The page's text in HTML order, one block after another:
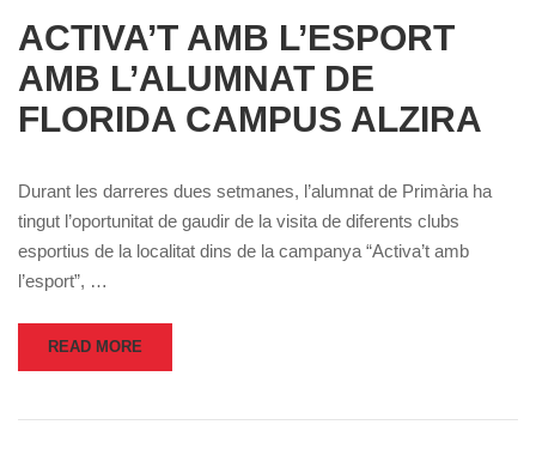
ACTIVA’T AMB L’ESPORT
AMB L’ALUMNAT DE
FLORIDA CAMPUS ALZIRA
Durant les darreres dues setmanes, l’alumnat de Primària ha
tingut l’oportunitat de gaudir de la visita de diferents clubs
esportius de la localitat dins de la campanya “Activa’t amb
l’esport”, …
READ MORE